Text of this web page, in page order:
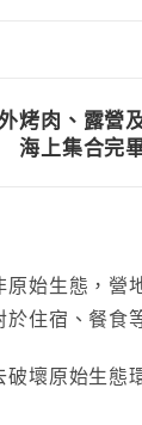
烤肉、露
上集合完
原始生態，營
於住宿、餐食
破壞原始生態